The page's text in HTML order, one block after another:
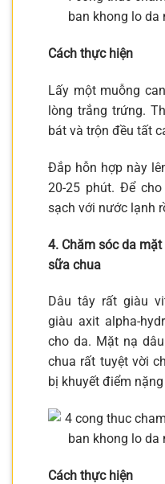
Cách thực hiện
Lấy một muỗng
lòng trắng trứng.
bát và trộn đều tất
Đắp hỗn hợp này
20-25 phút. Để
sạch với nước lạnh
4. Chăm sóc da
sữa chua
Dâu tây rất giàu
giàu axit alpha-
cho da. Mặt nạ
chua rất tuyệt vời
bị khuyết điểm
Cách thực hiện